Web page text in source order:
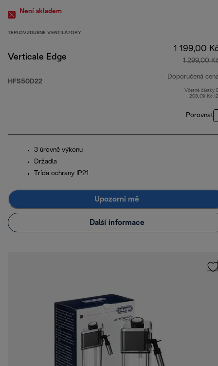
Není skladem
TEPLOVZDUŠNÉ VENTILÁTORY
Verticale Edge
HFS50D22
1 199,00
1 299,00
Doporučená
Včetně částky
208,09 Kč
Porovnat
3 úrovně výkonu
Držadla
Třída ochrany IP21
Upozorni mě
Další informace